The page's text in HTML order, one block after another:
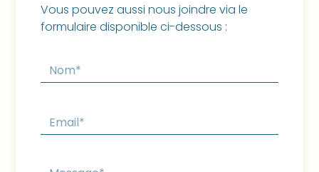
Vous pouvez aussi nous joindre via le
formulaire disponible ci-dessous :